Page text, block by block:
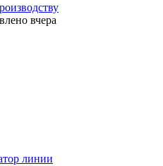
вчера
линии